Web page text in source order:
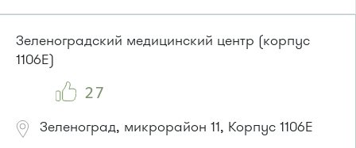
Зеленоградский медицинский центр (корпус
1106Е)
27
Зеленоград, микрорайон 11, Корпус 1106Е